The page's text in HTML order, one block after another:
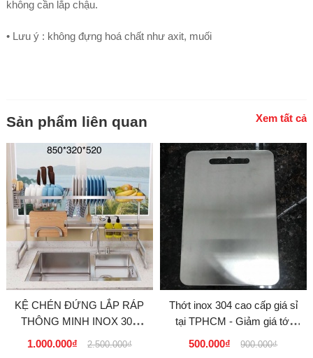
không cần lắp chậu.
• Lưu ý : không đựng hoá chất như axit, muối
Sản phẩm liên quan Xem tất cả
KỆ CHÉN ĐỨNG LẮP RÁP
THÔNG MINH INOX 304
LẮP CHO CHẬU 2 HỘC
1.000.000₫ 2.500.000₫
Thớt inox 304 cao cấp giá sỉ
tại TPHCM - Giảm giá tới
50%
500.000₫ 900.000₫